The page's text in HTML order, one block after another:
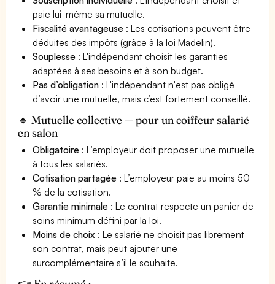
paie lui-même sa mutuelle.
Fiscalité avantageuse : Les cotisations peuvent être
déduites des impôts (grâce à la loi Madelin).
Souplesse : L'indépendant choisit les garanties
adaptées à ses besoins et à son budget.
Pas d’obligation : L'indépendant n'est pas obligé
d’avoir une mutuelle, mais c’est fortement conseillé.
🔹 Mutuelle collective — pour un coiffeur salarié
en salon
Obligatoire : L’employeur doit proposer une mutuelle
à tous les salariés.
Cotisation partagée : L’employeur paie au moins 50
% de la cotisation.
Garantie minimale : Le contrat respecte un panier de
soins minimum défini par la loi.
Moins de choix : Le salarié ne choisit pas librement
son contrat, mais peut ajouter une
surcomplémentaire s’il le souhaite.